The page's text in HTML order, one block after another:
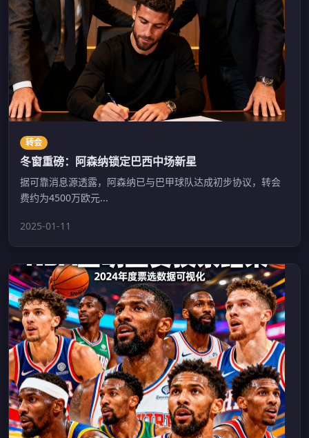
转会
冬窗重磅：阿森纳锁定巴西中场新星
据可靠消息源透露，阿森纳已与巴甲球队达成初步协议，转会
费约为4500万欧元...
2025-01-11